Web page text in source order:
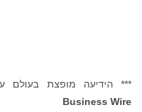
*** הידיעה מופצת בעולם
Business Wire